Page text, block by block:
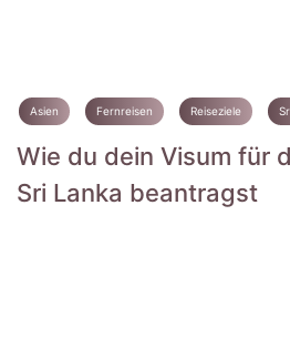
Asien Fernreisen Reiseziele
Wie du dein Visum für
Sri Lanka beantragst